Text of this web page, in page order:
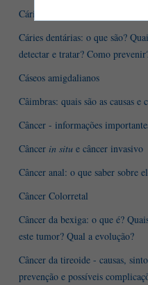
Cárie dentária: quais são as
Cáries dentárias: o que são?
detectar e tratar? Como
Cáseos amigdalianos
Câimbras: quais são as causas e
Câncer - informações
Câncer in situ e câncer invasivo
Câncer anal: o que saber sobre
Câncer Colorretal
Câncer da bexiga: o que é?
este tumor? Qual a evolução?
Câncer da tireoide - causas,
prevenção e possíveis